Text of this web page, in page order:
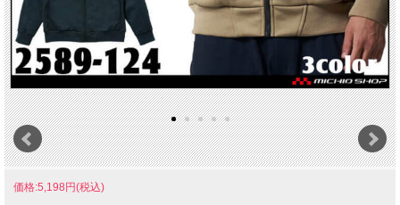
価格:5,198円(税込)